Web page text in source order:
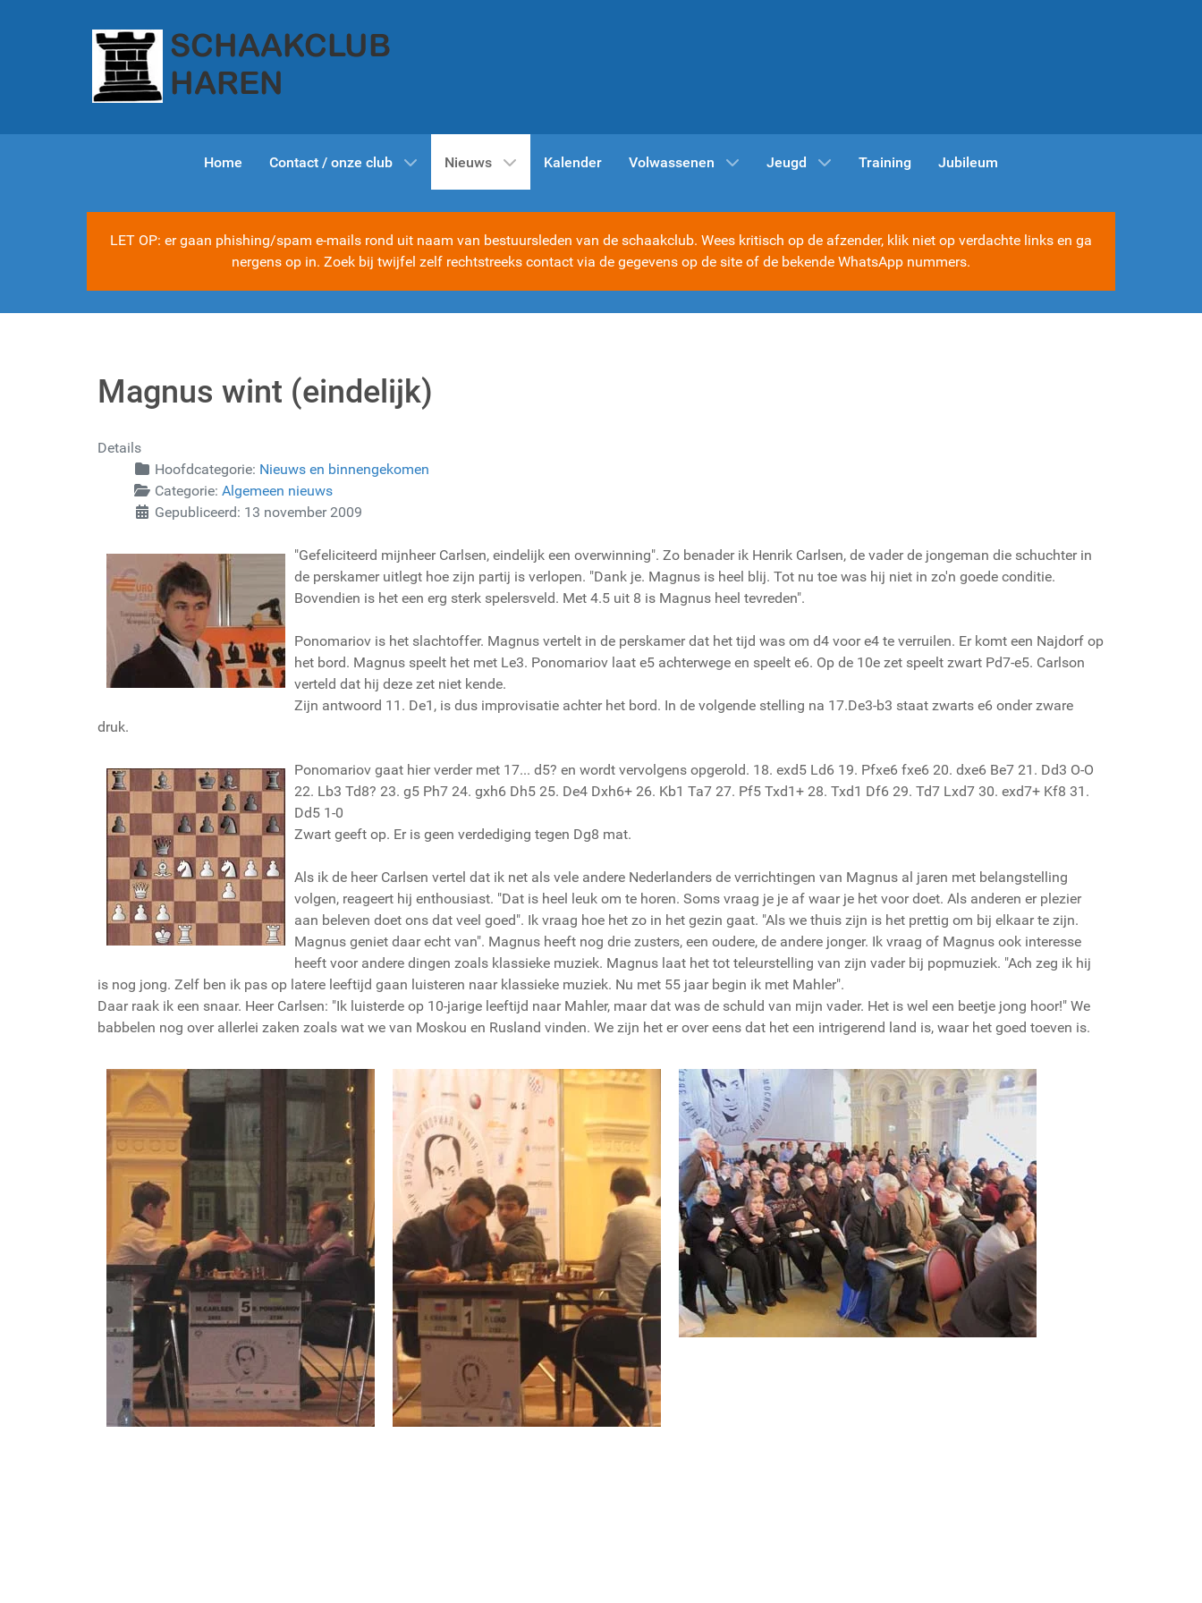
Home Contact / onze club Nieuws Kalender Volwassenen Jeugd Training Jubileum
LET OP: er gaan phishing/spam e-mails rond uit naam van bestuursleden van de schaakclub. Wees kritisch op de afzender, klik niet op verdachte links en ga
nergens op in. Zoek bij twijfel zelf rechtstreeks contact via de gegevens op de site of de bekende WhatsApp nummers.
Magnus wint (eindelijk)
Details
Hoofdcategorie: Nieuws en binnengekomen
Categorie: Algemeen nieuws
Gepubliceerd: 13 november 2009
"Gefeliciteerd mijnheer Carlsen, eindelijk een overwinning". Zo benader ik Henrik Carlsen, de vader de jongeman die schuchter in
de perskamer uitlegt hoe zijn partij is verlopen. "Dank je. Magnus is heel blij. Tot nu toe was hij niet in zo'n goede conditie.
Bovendien is het een erg sterk spelersveld. Met 4.5 uit 8 is Magnus heel tevreden".
Ponomariov is het slachtoffer. Magnus vertelt in de perskamer dat het tijd was om d4 voor e4 te verruilen. Er komt een Najdorf op
het bord. Magnus speelt het met Le3. Ponomariov laat e5 achterwege en speelt e6. Op de 10e zet speelt zwart Pd7-e5. Carlson
verteld dat hij deze zet niet kende.
Zijn antwoord 11. De1, is dus improvisatie achter het bord. In de volgende stelling na 17.De3-b3 staat zwarts e6 onder zware
druk.
Ponomariov gaat hier verder met 17... d5? en wordt vervolgens opgerold. 18. exd5 Ld6 19. Pfxe6 fxe6 20. dxe6 Be7 21. Dd3 O-O
22. Lb3 Td8? 23. g5 Ph7 24. gxh6 Dh5 25. De4 Dxh6+ 26. Kb1 Ta7 27. Pf5 Txd1+ 28. Txd1 Df6 29. Td7 Lxd7 30. exd7+ Kf8 31.
Dd5 1-0
Zwart geeft op. Er is geen verdediging tegen Dg8 mat.
Als ik de heer Carlsen vertel dat ik net als vele andere Nederlanders de verrichtingen van Magnus al jaren met belangstelling
volgen, reageert hij enthousiast. "Dat is heel leuk om te horen. Soms vraag je je af waar je het voor doet. Als anderen er plezier
aan beleven doet ons dat veel goed". Ik vraag hoe het zo in het gezin gaat. "Als we thuis zijn is het prettig om bij elkaar te zijn.
Magnus geniet daar echt van". Magnus heeft nog drie zusters, een oudere, de andere jonger. Ik vraag of Magnus ook interesse
heeft voor andere dingen zoals klassieke muziek. Magnus laat het tot teleurstelling van zijn vader bij popmuziek. "Ach zeg ik hij
is nog jong. Zelf ben ik pas op latere leeftijd gaan luisteren naar klassieke muziek. Nu met 55 jaar begin ik met Mahler".
Daar raak ik een snaar. Heer Carlsen: "Ik luisterde op 10-jarige leeftijd naar Mahler, maar dat was de schuld van mijn vader. Het is wel een beetje jong hoor!" We
babbelen nog over allerlei zaken zoals wat we van Moskou en Rusland vinden. We zijn het er over eens dat het een intrigerend land is, waar het goed toeven is.